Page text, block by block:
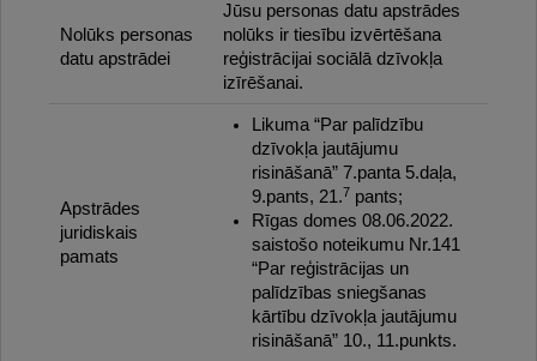
Nolūks personas
datu apstrādei
Jūsu personas datu apstrādes
nolūks ir tiesību izvērtēšana
reģistrācijai sociālā dzīvokļa
izīrēšanai.
Apstrādes
juridiskais
pamats
Likuma “Par palīdzību
dzīvokļa jautājumu
risināšanā” 7.panta 5.daļa,
9.pants, 21.7 pants;
Rīgas domes 08.06.2022.
saistošo noteikumu Nr.141
“Par reģistrācijas un
palīdzības sniegšanas
kārtību dzīvokļa jautājumu
risināšanā” 10., 11.punkts.